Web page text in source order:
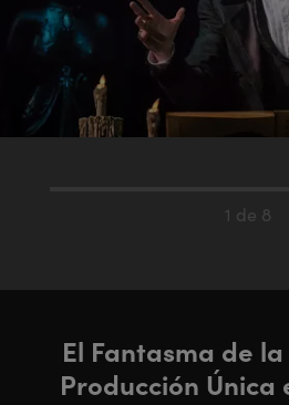
1 de 8
El Fantasma de
Producción